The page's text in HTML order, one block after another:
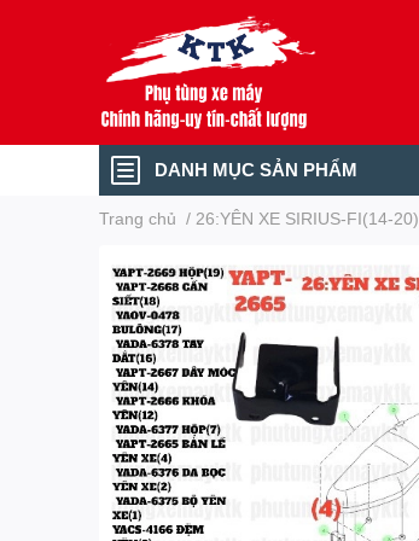
DANH MỤC SẢN PHẨM
Trang chủ / 26:YÊN XE SIRIUS-FI(14-20)